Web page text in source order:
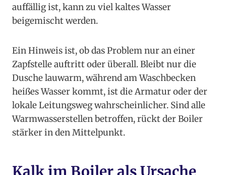
auffällig ist, kann zu viel kaltes Wasser
beigemischt werden.
Ein Hinweis ist, ob das Problem nur an einer
Zapfstelle auftritt oder überall. Bleibt nur die
Dusche lauwarm, während am Waschbecken
heißes Wasser kommt, ist die Armatur oder der
lokale Leitungsweg wahrscheinlicher. Sind alle
Warmwasserstellen betroffen, rückt der Boiler
stärker in den Mittelpunkt.